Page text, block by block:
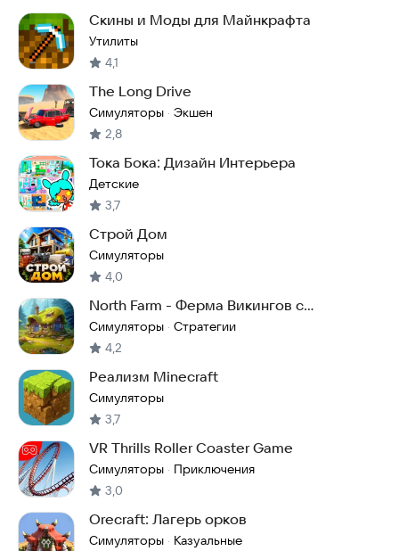
Скины и Моды для Майнкрафта
Утилиты
4,1
The Long Drive
Симуляторы · Экшен
2,8
Тока Бока: Дизайн Интерьера
Детские
3,7
Строй Дом
Симуляторы
4,0
North Farm - Ферма Викингов с
Драконами
Симуляторы · Стратегии
4,2
Реализм Minecraft
Симуляторы
3,7
VR Thrills Roller Coaster Game
Симуляторы · Приключения
3,0
Orecraft: Лагерь орков
Симуляторы · Казуальные